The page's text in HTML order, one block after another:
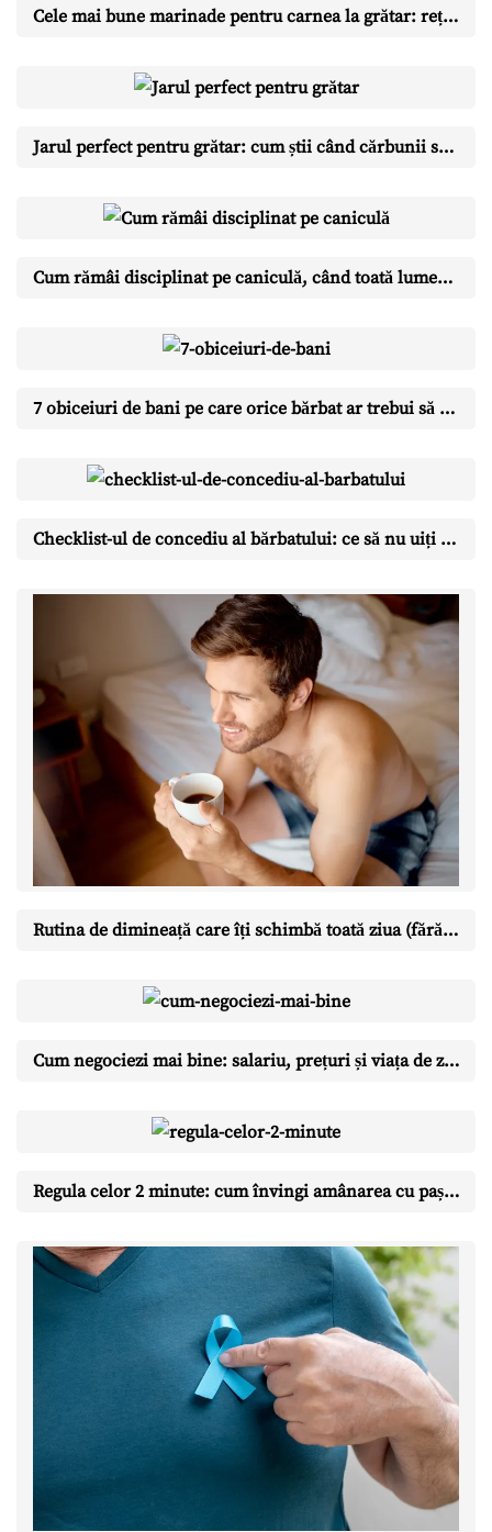
Cele mai bune marinade pentru carnea la grătar: rețete și reguli de aur
Jarul perfect pentru grătar: cum știi când cărbunii sunt gata (testul cu mâna)
Cum rămâi disciplinat pe caniculă, când toată lumea e în vacanță
7 obiceiuri de bani pe care orice bărbat ar trebui să le aibă până la 40 de ani
Checklist-ul de concediu al bărbatului: ce să nu uiți pentru o vacanță fără stres
Rutina de dimineață care îți schimbă toată ziua (fără să te trezești la 5)
Cum negociezi mai bine: salariu, prețuri și viața de zi cu zi
Regula celor 2 minute: cum învingi amânarea cu pași ridicol de mici